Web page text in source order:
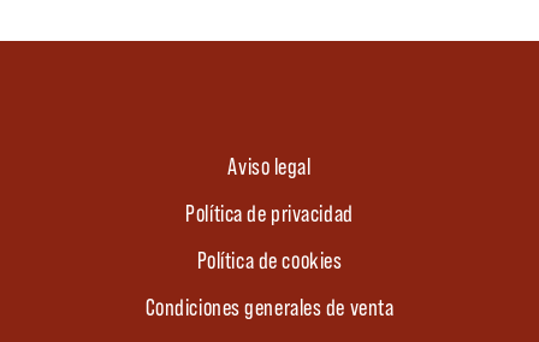
Aviso legal
Política de privacidad
Política de cookies
Condiciones generales de venta